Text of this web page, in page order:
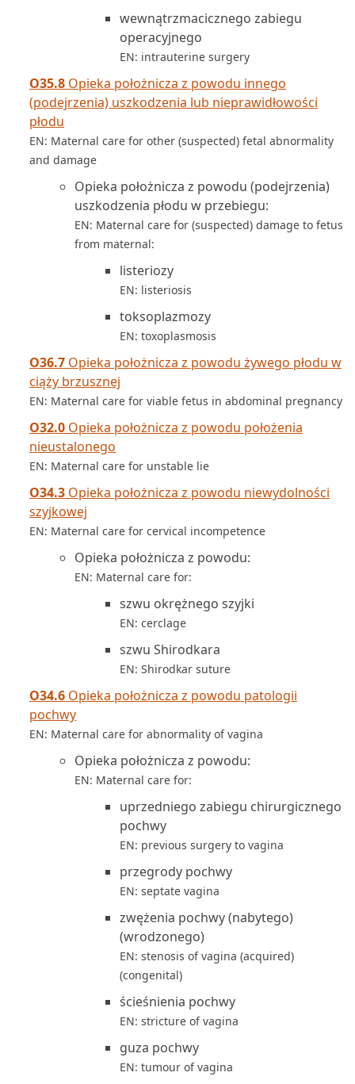
wewnątrzmacicznego zabiegu
operacyjnego
EN: intrauterine surgery
O35.8 Opieka położnicza z powodu innego
(podejrzenia) uszkodzenia lub nieprawidłowości
płodu
EN: Maternal care for other (suspected) fetal abnormality
and damage
Opieka położnicza z powodu (podejrzenia)
uszkodzenia płodu w przebiegu:
EN: Maternal care for (suspected) damage to fetus
from maternal:
listeriozy
EN: listeriosis
toksoplazmozy
EN: toxoplasmosis
O36.7 Opieka położnicza z powodu żywego płodu w
ciąży brzusznej
EN: Maternal care for viable fetus in abdominal pregnancy
O32.0 Opieka położnicza z powodu położenia
nieustalonego
EN: Maternal care for unstable lie
O34.3 Opieka położnicza z powodu niewydolności
szyjkowej
EN: Maternal care for cervical incompetence
Opieka położnicza z powodu:
EN: Maternal care for:
szwu okrężnego szyjki
EN: cerclage
szwu Shirodkara
EN: Shirodkar suture
O34.6 Opieka położnicza z powodu patologii
pochwy
EN: Maternal care for abnormality of vagina
Opieka położnicza z powodu:
EN: Maternal care for:
uprzedniego zabiegu chirurgicznego
pochwy
EN: previous surgery to vagina
przegrody pochwy
EN: septate vagina
zwężenia pochwy (nabytego)
(wrodzonego)
EN: stenosis of vagina (acquired)
(congenital)
ścieśnienia pochwy
EN: stricture of vagina
guza pochwy
EN: tumour of vagina